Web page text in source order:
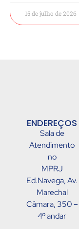
15 de julho de 2026
ENDEREÇOS
Sala de
Atendimento
no
MPRJ
Ed.Navega, Av.
Marechal
Câmara, 350 –
4º andar